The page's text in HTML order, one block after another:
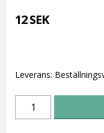
12 SEK
Leverans: